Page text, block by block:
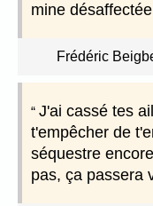
mine
Frédéric
J'ai cassé tes
t'empêcher de
séquestre
pas, ça passera